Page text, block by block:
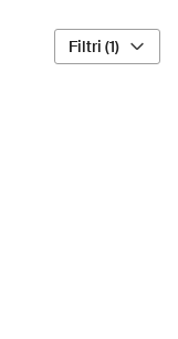
Filtri (1)